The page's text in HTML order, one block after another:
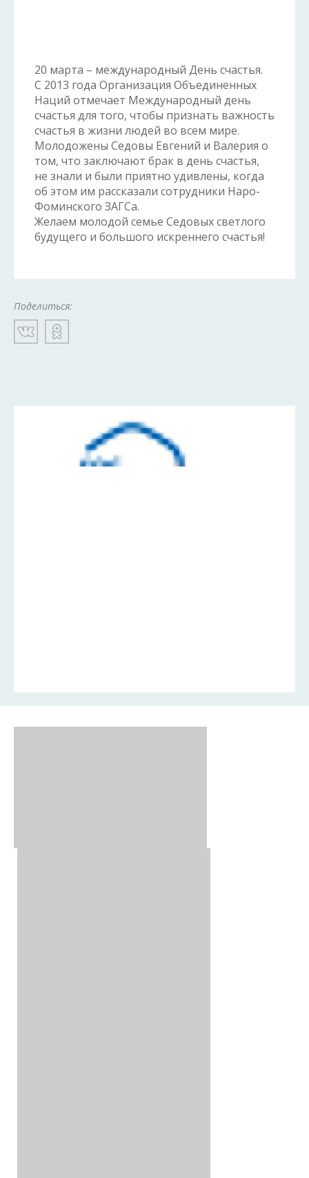
20 марта – международный День счастья.
С 2013 года Организация Объединенных
Наций отмечает Международный день
счастья для того, чтобы признать важность
счастья в жизни людей во всем мире.
Молодожены Седовы Евгений и Валерия о
том, что заключают брак в день счастья,
не знали и были приятно удивлены, когда
об этом им рассказали сотрудники Наро-
Фоминского ЗАГСа.
Желаем молодой семье Седовых светлого
будущего и большого искреннего счастья!
Поделиться: